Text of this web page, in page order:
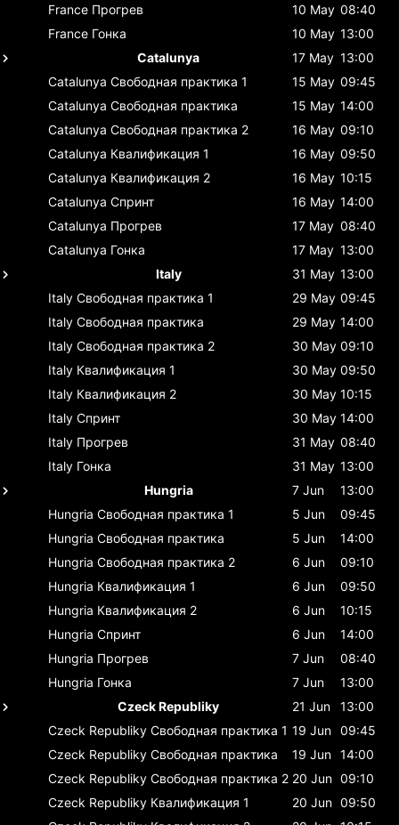
France Прогрев 10 May 08:40
France Гонка 10 May 13:00
Catalunya
17 May 13:00
Catalunya Свободная практика 1 15 May 09:45
Catalunya Свободная практика 15 May 14:00
Catalunya Свободная практика 2 16 May 09:10
Catalunya Квалификация 1 16 May 09:50
Catalunya Квалификация 2 16 May 10:15
Catalunya Спринт 16 May 14:00
Catalunya Прогрев 17 May 08:40
Catalunya Гонка 17 May 13:00
Italy
31 May 13:00
Italy Свободная практика 1 29 May 09:45
Italy Свободная практика 29 May 14:00
Italy Свободная практика 2 30 May 09:10
Italy Квалификация 1 30 May 09:50
Italy Квалификация 2 30 May 10:15
Italy Спринт 30 May 14:00
Italy Прогрев 31 May 08:40
Italy Гонка 31 May 13:00
Hungria
7 Jun
13:00
Hungria Свободная практика 1 5 Jun
09:45
Hungria Свободная практика 5 Jun
14:00
Hungria Свободная практика 2 6 Jun
09:10
Hungria Квалификация 1 6 Jun
09:50
Hungria Квалификация 2 6 Jun
10:15
Hungria Спринт 6 Jun
14:00
Hungria Прогрев 7 Jun
08:40
Hungria Гонка 7 Jun
13:00
Czeck Republiky
21 Jun
13:00
Czeck Republiky Свободная практика 1 19 Jun 09:45
Czeck Republiky Свободная практика 19 Jun 14:00
Czeck Republiky Свободная практика 2 20 Jun 09:10
Czeck Republiky Квалификация 1 20 Jun 09:50